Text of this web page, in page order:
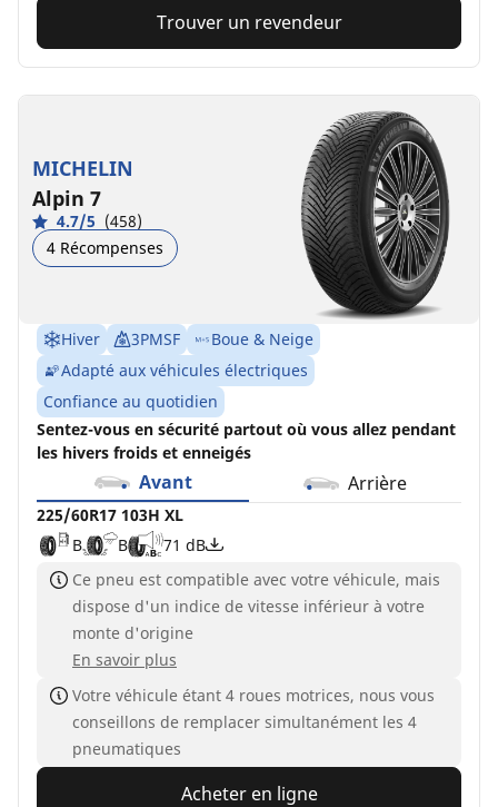
Trouver un revendeur
MICHELIN
Alpin 7
4.7/5 (458)
4 Récompenses
Hiver 3PMSF
Boue & Neige
Adapté aux véhicules électriques
Confiance au quotidien
Sentez-vous en sécurité partout où vous allez pendant
les hivers froids et enneigés
Avant Arrière
225/60R17 103H XL
B
B 71 dB
Ce pneu est compatible avec votre véhicule, mais
dispose d'un indice de vitesse inférieur à votre
monte d'origine
En savoir plus
Votre véhicule étant 4 roues motrices, nous vous
conseillons de remplacer simultanément les 4
pneumatiques
Acheter en ligne